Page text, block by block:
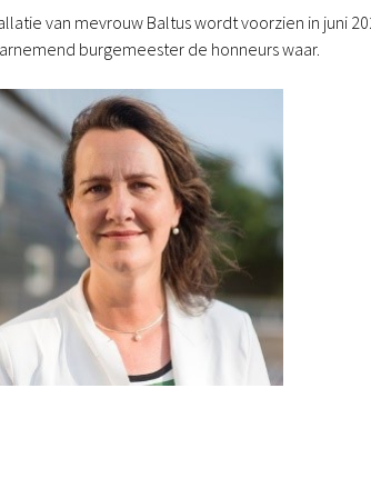
van mevrouw Baltus wordt voorzien in juni
burgemeester de honneurs waar.